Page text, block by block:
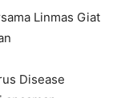
Linmas Giat
Disease